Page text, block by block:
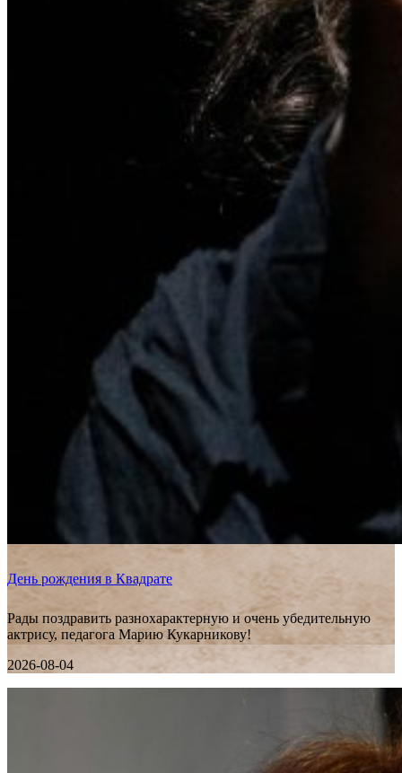
День рождения в Квадрате
Рады поздравить разнохарактерную и очень убедительную
актрису, педагога Марию Кукарникову!
2026-08-04